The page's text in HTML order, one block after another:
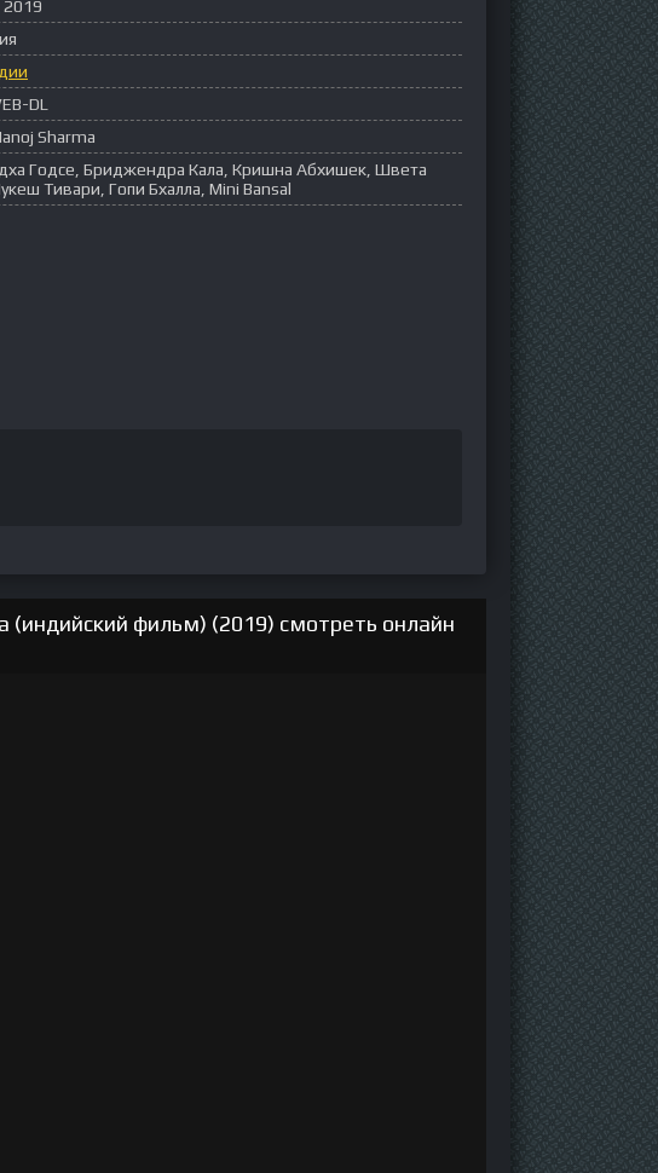
2019
DL
Sharma
Годсе, Бриджендра Кала, Кришна Абхишек, Швета
Тивари, Гопи Бхалла, Mini Bansal
фильм) (2019) смотреть онлайн